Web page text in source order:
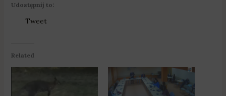
Udostępnij to:
Tweet
Related